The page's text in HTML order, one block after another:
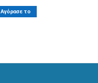
Αγόρασε το